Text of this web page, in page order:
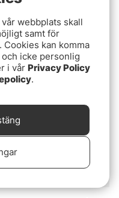
Mens Hike+
Crew
Obsidian
kr
webbplats skall
samt för
kan komma
icke personlig
i vår Privacy Policy
.